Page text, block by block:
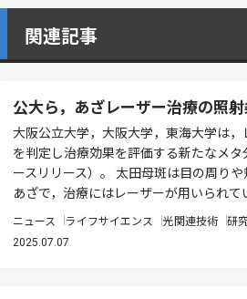
関連記事
公大ら，あざレーザー治療の照
大阪公立大学，大阪大学，東海大学は
を判定し治療効果を評価する新たなメ
ースリリース）。 太田母斑は目の周り
あざで，治療にはレーザーが用いられ
ニュース ライフサイエンス 光関連技術 研
2025.07.07